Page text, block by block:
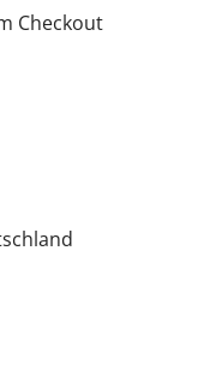
Checkout